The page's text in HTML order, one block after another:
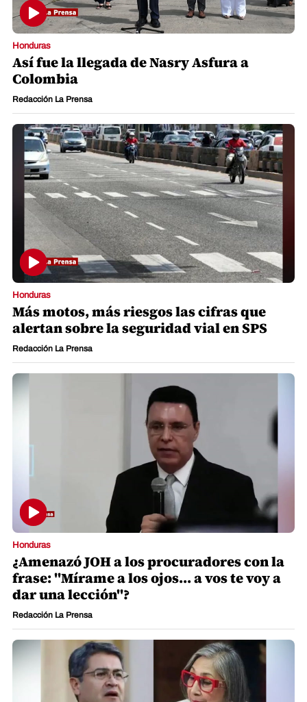
Honduras
Así fue la llegada de Nasry Asfura a
Colombia
Redacción La Prensa
Honduras
Más motos, más riesgos las cifras que
alertan sobre la seguridad vial en SPS
Redacción La Prensa
Honduras
¿Amenazó JOH a los procuradores con la
frase: "Mírame a los ojos... a vos te voy a
dar una lección"?
Redacción La Prensa